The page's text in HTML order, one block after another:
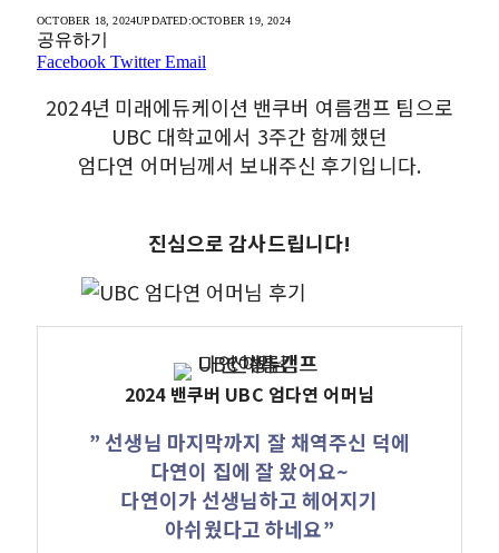
OCTOBER 18, 2024UPDATED:OCTOBER 19, 2024
공유하기
Facebook Twitter Email
2024년 미래에듀케이션 밴쿠버 여름캠프 팀으로
UBC 대학교에서 3주간 함께했던
엄다연 어머님께서 보내주신 후기입니다.
진심으로 감사드립니다!
2024 밴쿠버 UBC 엄다연 어머님
” 선생님 마지막까지 잘 채역주신 덕에
다연이 집에 잘 왔어요~
다연이가 선생님하고 헤어지기
아쉬웠다고 하네요”